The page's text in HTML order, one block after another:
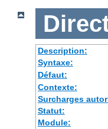
Description:
Syntaxe:
Défaut:
Contexte:
Surcharges
Statut:
Module: